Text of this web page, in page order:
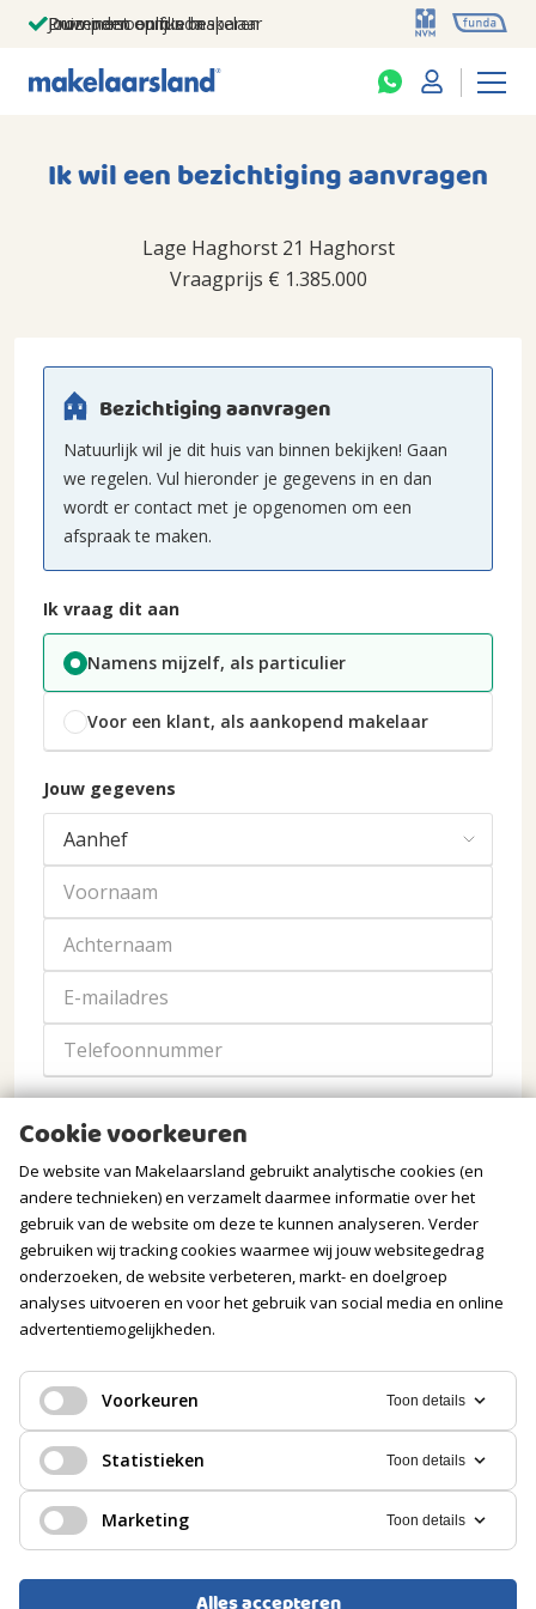
Jouw persoonlijke makelaar
Duizenden euro's besparen
Prominent op funda
Ik wil een bezichtiging aanvragen
Lage Haghorst 21 Haghorst
Vraagprijs € 1.385.000
Bezichtiging aanvragen
Natuurlijk wil je dit huis van binnen bekijken! Gaan
we regelen. Vul hieronder je gegevens in en dan
wordt er contact met je opgenomen om een
afspraak te maken.
Ik vraag dit aan
Namens mijzelf, als particulier
Voor een klant, als aankopend makelaar
Jouw gegevens
Verstuur mijn aanvraag
Wij gaan zorgvuldig om met jouw gegevens. Meer
informatie vind je in onze
Cookie voorkeuren
De website van Makelaarsland gebruikt analytische cookies (en
andere technieken) en verzamelt daarmee informatie over het
gebruik van de website om deze te kunnen analyseren. Verder
gebruiken wij tracking cookies waarmee wij jouw websitegedrag
onderzoeken, de website verbeteren, markt- en doelgroep
analyses uitvoeren en voor het gebruik van social media en online
advertentiemogelijkheden.
Voorkeuren Toon details
Statistieken Toon details
Marketing Toon details